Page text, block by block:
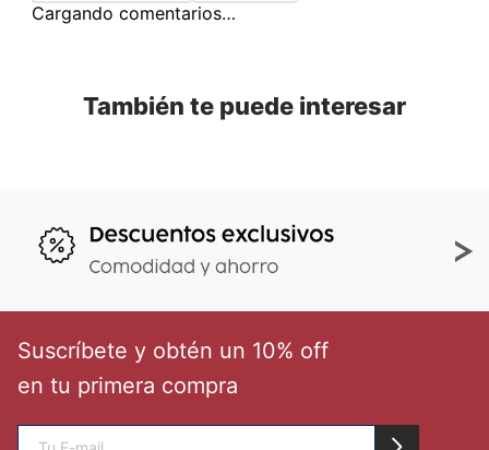
Cargando comentarios…
También te puede interesar
Suscríbete y obtén un 10% off
en tu primera compra